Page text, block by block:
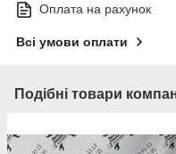
Оплата на рахунок
Всі умови оплати
Подібні товари